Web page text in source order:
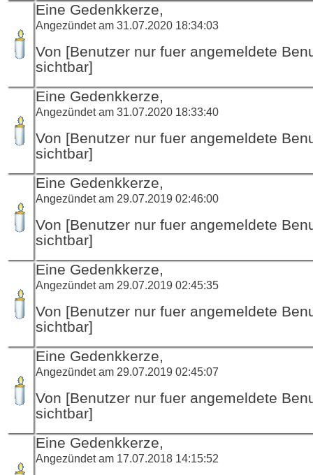
Eine Gedenkkerze,
Angezündet am 31.07.2020 18:34:03
Von [Benutzer nur fuer angemeldete
sichtbar]
Eine Gedenkkerze,
Angezündet am 31.07.2020 18:33:40
Von [Benutzer nur fuer angemeldete
sichtbar]
Eine Gedenkkerze,
Angezündet am 29.07.2019 02:46:00
Von [Benutzer nur fuer angemeldete
sichtbar]
Eine Gedenkkerze,
Angezündet am 29.07.2019 02:45:35
Von [Benutzer nur fuer angemeldete
sichtbar]
Eine Gedenkkerze,
Angezündet am 29.07.2019 02:45:07
Von [Benutzer nur fuer angemeldete
sichtbar]
Eine Gedenkkerze,
Angezündet am 17.07.2018 14:15:52